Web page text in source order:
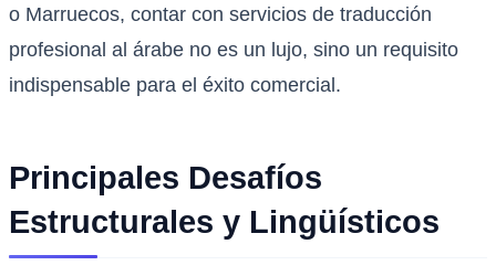
o Marruecos, contar con servicios de traducción
profesional al árabe no es un lujo, sino un requisito
indispensable para el éxito comercial.
Principales Desafíos
Estructurales y Lingüísticos